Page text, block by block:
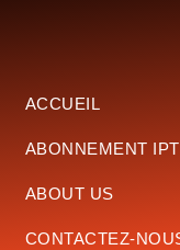
ACCUEIL
ABONNEMENT
ABOUT US
CONTACTEZ-